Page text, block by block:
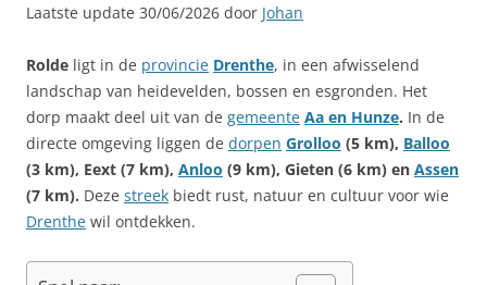
Laatste update 30/06/2026 door Johan
Rolde ligt in de provincie Drenthe, in een afwisselend
landschap van heidevelden, bossen en esgronden. Het
dorp maakt deel uit van de gemeente Aa en Hunze. In de
directe omgeving liggen de dorpen Grolloo (5 km), Balloo
(3 km), Eext (7 km), Anloo (9 km), Gieten (6 km) en Assen
(7 km). Deze streek biedt rust, natuur en cultuur voor wie
Drenthe wil ontdekken.